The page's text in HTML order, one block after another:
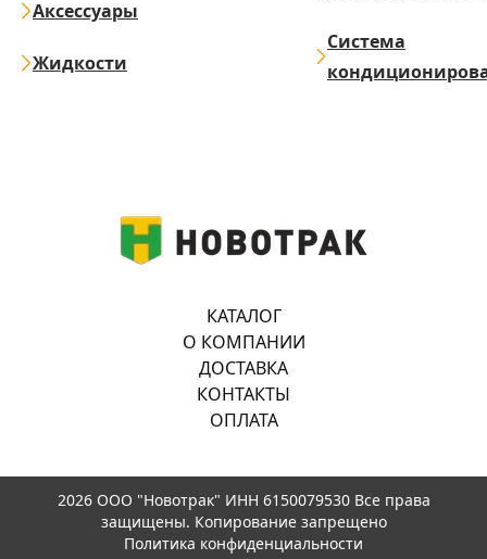
Аксессуары
Жидкости
Система
КАТАЛОГ
О КОМПАНИИ
ДОСТАВКА
КОНТАКТЫ
ОПЛАТА
2026 ООО "Новотрак" ИНН 6150079530 Все права
защищены. Копирование запрещено
Политика конфиденциальности